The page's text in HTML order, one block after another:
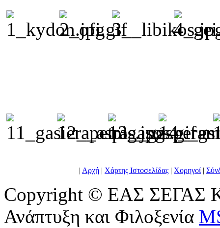
| Αρχή | Χάρτης Ιστοσελίδας | Χορηγοί |
Copyright © ΕΑΣ ΣΕΓΑΣ
Ανάπτυξη και Φιλοξενία